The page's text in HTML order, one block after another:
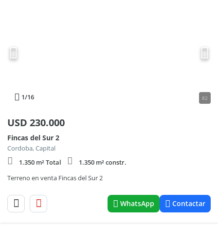
1/16 82
USD 230.000
Fincas del Sur 2
Cordoba, Capital
1.350 m² Total
1.350 m² constr.
Terreno en venta Fincas del Sur 2
WhatsApp Contactar